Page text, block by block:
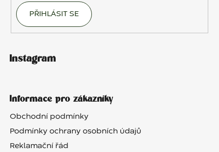
PŘIHLÁSIT SE
Instagram
Informace pro zákazníky
Obchodní podmínky
Podmínky ochrany osobních údajů
Reklamační řád